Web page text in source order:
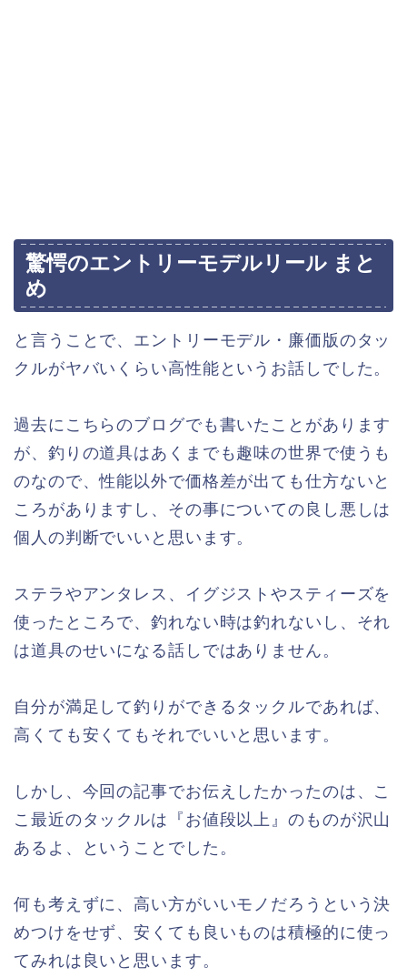
驚愕のエントリーモデルリール まと
め
と言うことで、エントリーモデル・廉価版のタッ
クルがヤバいくらい高性能というお話しでした。
過去にこちらのブログでも書いたことがあります
が、釣りの道具はあくまでも趣味の世界で使うも
のなので、性能以外で価格差が出ても仕方ないと
ころがありますし、その事についての良し悪しは
個人の判断でいいと思います。
ステラやアンタレス、イグジストやスティーズを
使ったところで、釣れない時は釣れないし、それ
は道具のせいになる話しではありません。
自分が満足して釣りができるタックルであれば、
高くても安くてもそれでいいと思います。
しかし、今回の記事でお伝えしたかったのは、こ
こ最近のタックルは『お値段以上』のものが沢山
あるよ、ということでした。
何も考えずに、高い方がいいモノだろうという決
めつけをせず、安くても良いものは積極的に使っ
てみれは良いと思います。